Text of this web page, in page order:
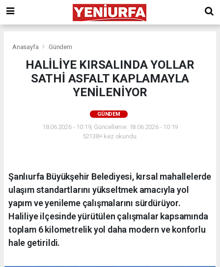
Anasayfa Gündem
HALİLİYE KIRSALINDA YOLLAR
SATHİ ASFALT KAPLAMAYLA
YENİLENİYOR
GÜNDEM
18.06.2026 - 10:19, Güncelleme: 18.06.2026 - 10:19
52138+ kez okundu.
Şanlıurfa Büyükşehir Belediyesi, kırsal mahallelerde
ulaşım standartlarını yükseltmek amacıyla yol
yapım ve yenileme çalışmalarını sürdürüyor.
Haliliye ilçesinde yürütülen çalışmalar kapsamında
toplam 6 kilometrelik yol daha modern ve konforlu
hale getirildi.